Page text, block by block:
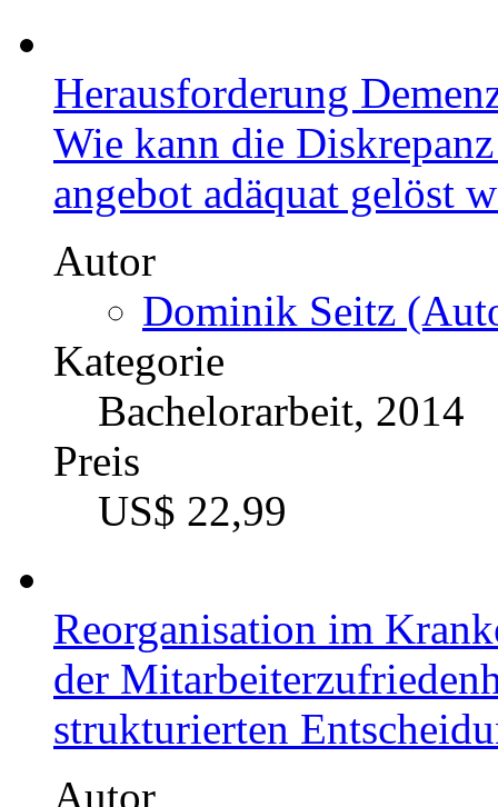
Herausforderung
Wie kann die
angebot adäquat gelöst
Autor
Dominik Seitz
Kategorie
Bachelorarbeit, 2014
Preis
US$ 22,99
Reorganisation im
der
strukturierten
Autor